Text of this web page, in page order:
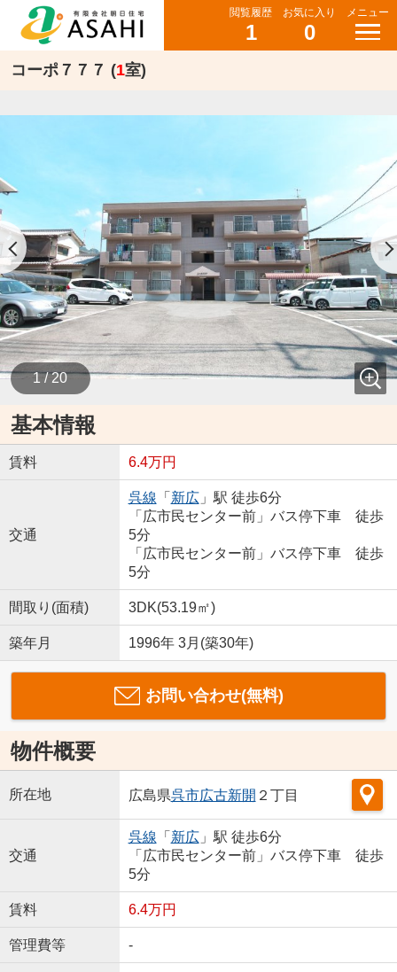
閲覧履歴
1
お気に入り
0
メニュー
コーポ７７７ (1室)
1 / 20
基本情報
賃料 6.4万円
交通
呉線 「 新広」駅 徒歩6分
「広市民センター前」バス停下車 徒歩
5分
「広市民センター前」バス停下車 徒歩
5分
間取り(面積) 3DK(53.19㎡)
築年月 1996年 3月(築30年)
お問い合わせ(無料)
物件概要
所在地 広島県呉市広古新開 ２丁目
交通
呉線 「 新広」駅 徒歩6分
「広市民センター前」バス停下車 徒歩
5分
賃料 6.4万円
管理費等 -